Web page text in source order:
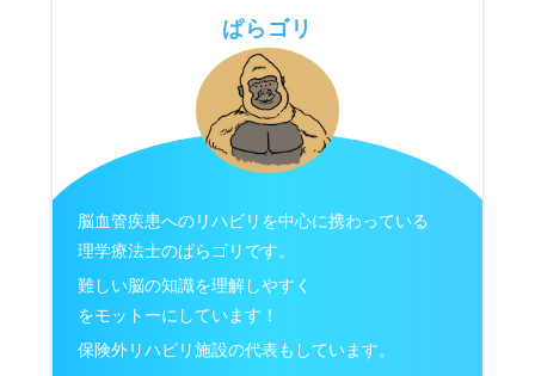
ぱらゴリ
脳血管疾患へのリハビリを中心に携わっている
理学療法士のぱらゴリです。
難しい脳の知識を理解しやすく
をモットーにしています！
保険外リハビリ施設の代表もしています。